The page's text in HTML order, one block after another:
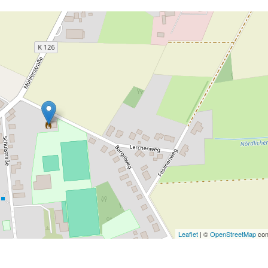
Leaflet | ©OpenStreetMap